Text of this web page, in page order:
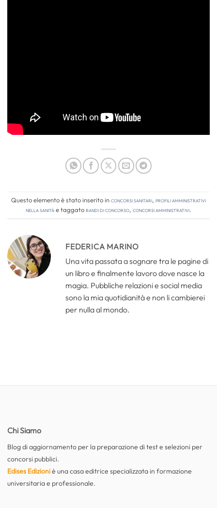
Questo elemento è stato inserito inConcorsi Sanitari, Profili amministrativi
nella sanitàe taggatobandi di concorso, concorsi amministrativi.
FEDERICA MARINO
Una vita passata a sognare tra le pagine di
un libro e finalmente lavoro dove nasce la
magia. Pubbliche relazioni e social media
sono la mia quotidianità e non li cambierei
per nulla al mondo.
Chi Siamo
Blog di aggiornamento per la preparazione di test e selezioni per
concorsi pubblici.
Edises Edizioniè una casa editrice specializzata in formazione
universitaria e professionale.